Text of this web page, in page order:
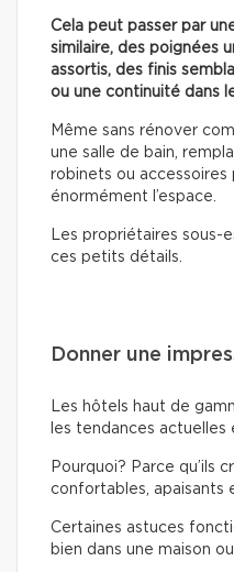
Cela peut passer par
similaire, des poignées
assortis, des finis
ou une continuité dans
Même sans rénover
une salle de bain,
robinets ou accessoires
énormément l’espace.
Les propriétaires sous-
ces petits détails.
Donner une
Les hôtels haut de
les tendances actuelles
Pourquoi? Parce qu’ils
confortables, apaisants
Certaines astuces
bien dans une maison